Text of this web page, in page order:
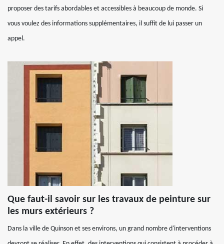
proposer des tarifs abordables et accessibles à beaucoup de monde. Si
vous voulez des informations supplémentaires, il suffit de lui passer un
appel.
Que faut-il savoir sur les travaux de peinture sur
les murs extérieurs ?
Dans la ville de Quinson et ses environs, un grand nombre d'interventions